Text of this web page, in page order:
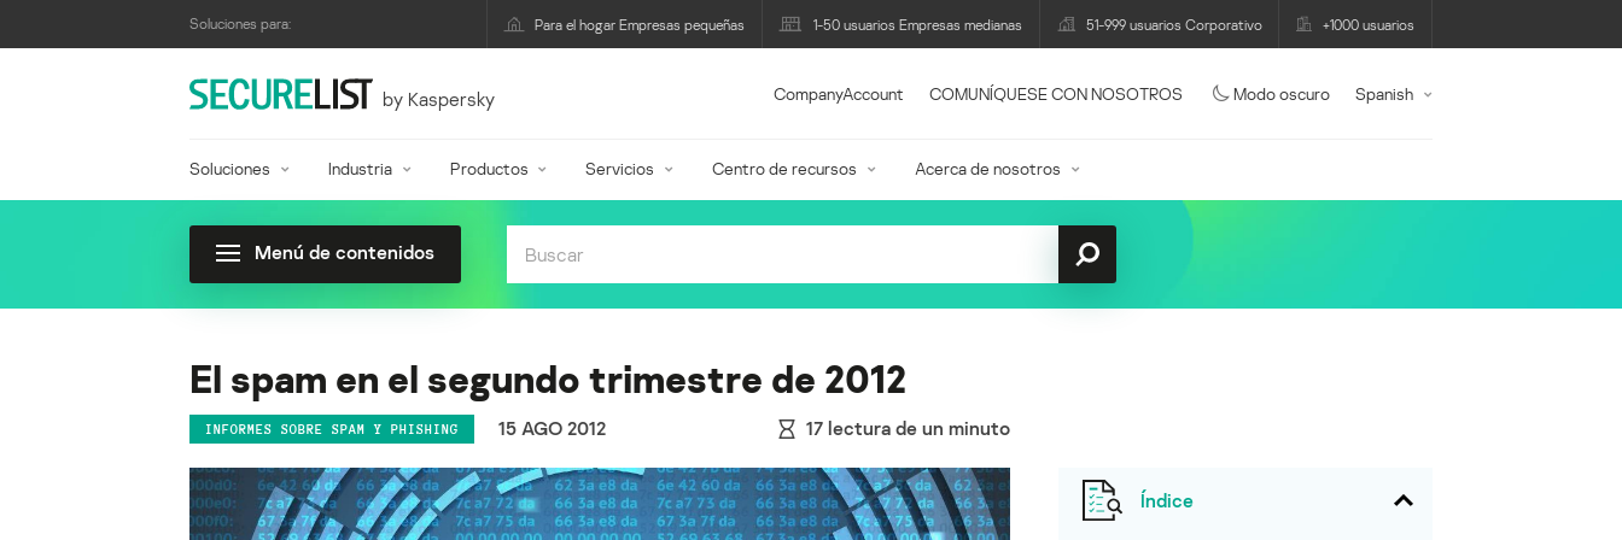
Soluciones para: Para el hogar Empresas pequeñas 1-50 usuarios Empresas medianas 51-999 usuarios Corporativo +1000 usuarios
by Kaspersky CompanyAccount COMUNÍQUESE CON NOSOTROS Modo oscuro Spanish
Soluciones Industria Productos Servicios Centro de recursos Acerca de nosotros
Menú de contenidos
El spam en el segundo trimestre de 2012
INFORMES SOBRE SPAM Y PHISHING 15 AGO 2012 17 lectura de un minuto
Índice